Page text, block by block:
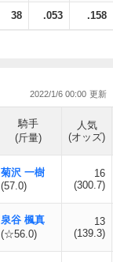
38 .053 .158
2022/1/6 00:00
騎手
(斤量)
人気
(オッズ)
菊沢 一樹
(57.0)
16
(300.7)
泉谷 楓真
(☆56.0)
13
(139.3)